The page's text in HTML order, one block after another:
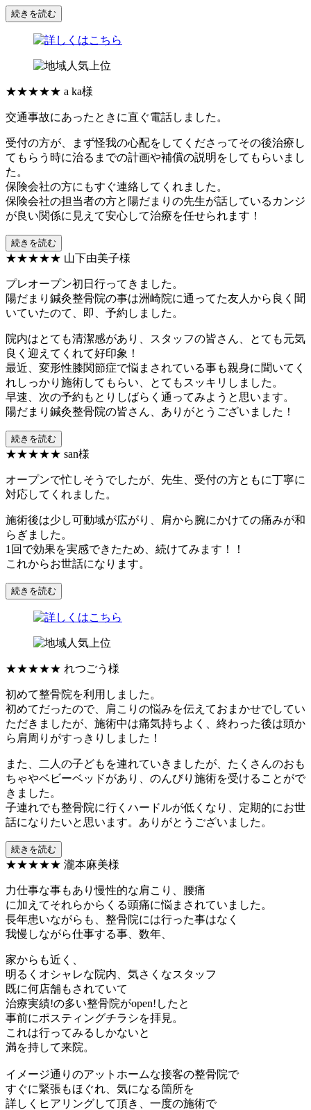
続きを読む
★★★★★ a ka様
交通事故にあったときに直ぐ電話しました。
受付の方が、まず怪我の心配をしてくださってその後治療し
てもらう時に治るまでの計画や補償の説明をしてもらいまし
た。
保険会社の方にもすぐ連絡してくれました。
保険会社の担当者の方と陽だまりの先生が話しているカンジ
が良い関係に見えて安心して治療を任せられます！
続きを読む
★★★★★ 山下由美子様
プレオープン初日行ってきました。
陽だまり鍼灸整骨院の事は洲崎院に通ってた友人から良く聞
いていたのて、即、予約しました。
院内はとても清潔感があり、スタッフの皆さん、とても元気
良く迎えてくれて好印象！
最近、変形性膝関節症で悩まされている事も親身に聞いてく
れしっかり施術してもらい、とてもスッキリしました。
早速、次の予約もとりしばらく通ってみようと思います。
陽だまり鍼灸整骨院の皆さん、ありがとうございました！
続きを読む
★★★★★ san様
オープンで忙しそうでしたが、先生、受付の方ともに丁寧に
対応してくれました。
施術後は少し可動域が広がり、肩から腕にかけての痛みが和
らぎました。
1回で効果を実感できたため、続けてみます！！
これからお世話になります。
続きを読む
★★★★★ れつごう様
初めて整骨院を利用しました。
初めてだったので、肩こりの悩みを伝えておまかせでしてい
ただきましたが、施術中は痛気持ちよく、終わった後は頭か
ら肩周りがすっきりしました！
また、二人の子どもを連れていきましたが、たくさんのおも
ちゃやベビーベッドがあり、のんびり施術を受けることがで
きました。
子連れでも整骨院に行くハードルが低くなり、定期的にお世
話になりたいと思います。ありがとうございました。
続きを読む
★★★★★ 瀧本麻美様
力仕事な事もあり慢性的な肩こり、腰痛
に加えてそれらからくる頭痛に悩まされていました。
長年患いながらも、整骨院には行った事はなく
我慢しながら仕事する事、数年、
家からも近く、
明るくオシャレな院内、気さくなスタッフ
既に何店舗もされていて
治療実績!の多い整骨院がopen!したと
事前にポスティングチラシを拝見。
これは行ってみるしかないと
満を持して来院。
イメージ通りのアットホームな接客の整骨院で
すぐに緊張もほぐれ、気になる箇所を
詳しくヒアリングして頂き、一度の施術で